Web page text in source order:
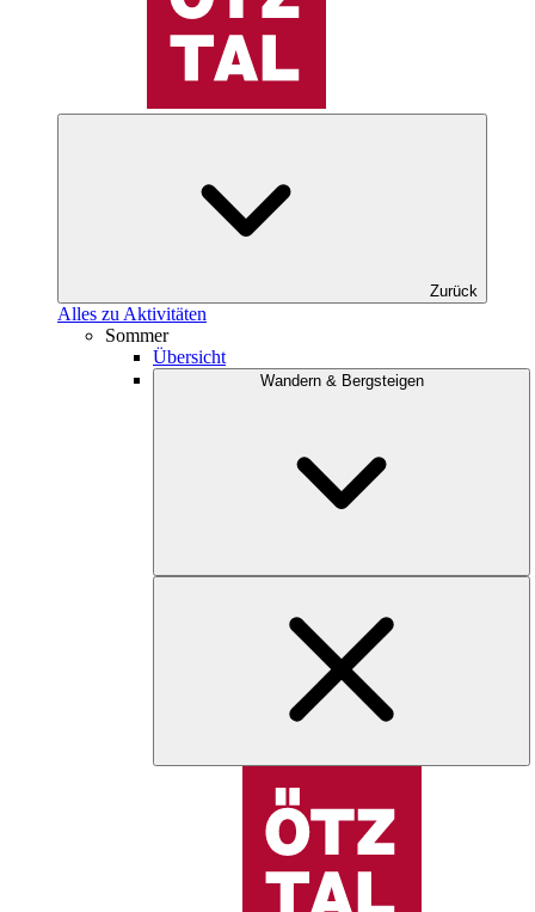
Zurück
Alles zu Aktivitäten
Sommer
Übersicht
Wandern & Bergsteigen